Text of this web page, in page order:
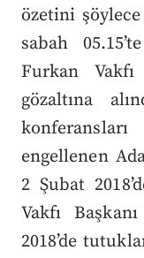
özetini şöylece
sabah
Furkan
gözaltına
engellenen
2 Şubat
Vakfı
2018’de